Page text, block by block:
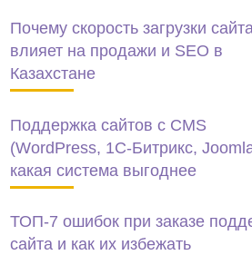
Почему скорость загрузки
влияет на продажи и SEO в
Казахстане
Поддержка сайтов с CMS
(WordPress, 1C-Битрикс,
какая система выгоднее
ТОП-7 ошибок при заказе
сайта и как их избежать